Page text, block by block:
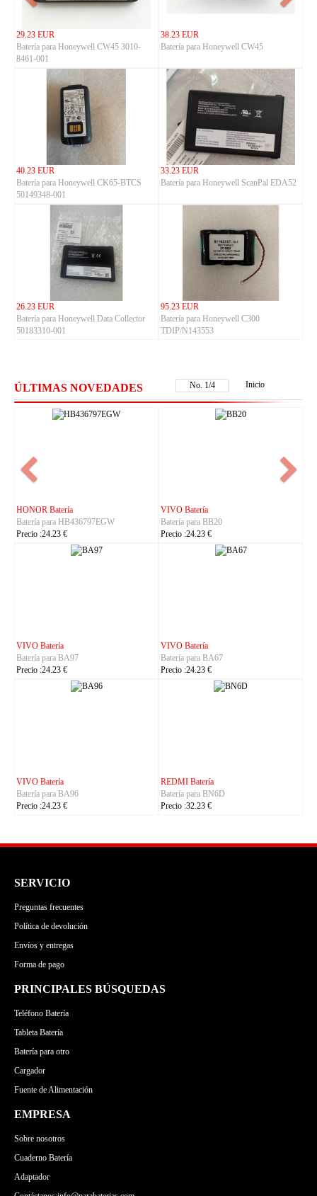
29.23 EUR
Batería para Honeywell CW45 3010-
8461-001
38.23 EUR
Batería para Honeywell CW45
40.23 EUR
Batería para Honeywell CK65-BTCS
50149348-001
33.23 EUR
Batería para Honeywell ScanPal EDA52
26.23 EUR
Batería para Honeywell Data Collector
50183310-001
95.23 EUR
Batería para Honeywell C300
TDIP/N143553
ÚLTIMAS NOVEDADES No. 1/4 Inicio
NOKIA Batería
Batería para BL-25AA
Precio :23.23 €
ASUS Batería
Batería para C21P2401
Precio :37.23 €
IHUNT Batería
Batería para Titan-P13000
Precio :30.23 €
HUACE Batería
Batería para LT60
Precio :42.23 €
CUBOT Batería
Batería para C35
Precio :24.23 €
PHILIPS Batería
Batería para S7105
Precio :24.23 €
SERVICIO
Preguntas frecuentes
Política de devolución
Envíos y entregas
Forma de pago
PRINCIPALES BÚSQUEDAS
Teléfono Batería
Tableta Batería
Batería para otro
Cargador
Fuente de Alimentación
EMPRESA
Sobre nosotros
Cuaderno Batería
Adaptador